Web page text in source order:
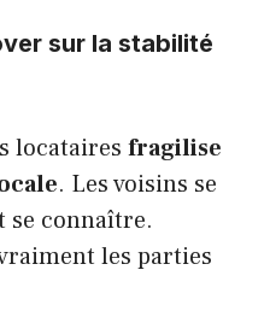
sur la stabilité
locataires fragilise
. Les voisins se
se connaître.
les parties